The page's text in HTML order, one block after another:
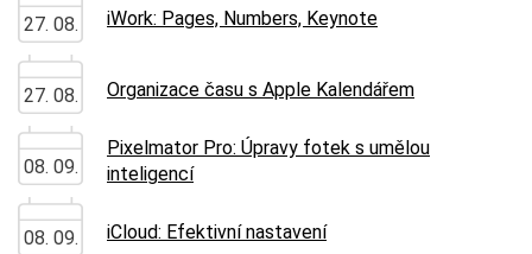
27. 08. iWork: Pages, Numbers, Keynote
27. 08. Organizace času s Apple Kalendářem
08. 09.
Pixelmator Pro: Úpravy fotek s umělou
inteligencí
08. 09. iCloud: Efektivní nastavení